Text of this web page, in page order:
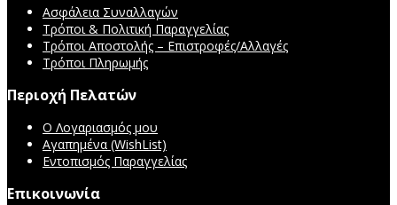
Ασφάλεια Συναλλαγών
Τρόποι & Πολιτική Παραγγελίας
Τρόποι Αποστολής – Επιστροφές/Αλλαγές
Τρόποι Πληρωμής
Περιοχή Πελατών
Ο Λογαριασμός μου
Αγαπημένα (WishList)
Εντοπισμός Παραγγελίας
Επικοινωνία